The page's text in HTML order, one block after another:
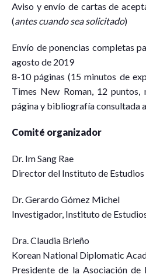
Aviso y envío de cartas de
(antes cuando sea solicitado)
Envío de ponencias completas
agosto de 2019
8-10 páginas (15 minutos de
Times New Roman, 12
página y bibliografía consultada
Comité organizador
Dr. Im Sang Rae
Director del Instituto de
Dr. Gerardo Gómez Michel
Investigador, Instituto de
Dra. Claudia Brieño
Korean National Diplomatic
Presidente de la Asociación de